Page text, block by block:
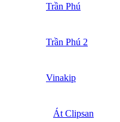
Trần Phú
Trần Phú 2
Vinakip
Át Clipsan